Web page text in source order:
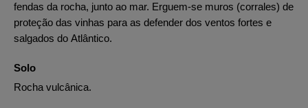
fendas da rocha, junto ao mar. Erguem-se muros (corrales) de
proteção das vinhas para as defender dos ventos fortes e
salgados do Atlântico.
Solo
Rocha vulcânica.